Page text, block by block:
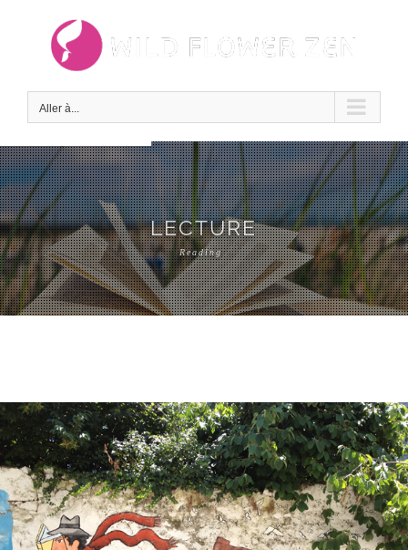
Aller à...
LECTURE
Reading